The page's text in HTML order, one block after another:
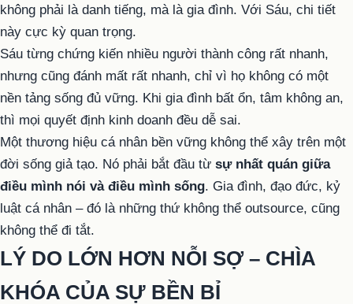
không phải là danh tiếng, mà là gia đình. Với Sáu, chi tiết
này cực kỳ quan trọng.
Sáu từng chứng kiến nhiều người thành công rất nhanh,
nhưng cũng đánh mất rất nhanh, chỉ vì họ không có một
nền tảng sống đủ vững. Khi gia đình bất ổn, tâm không an,
thì mọi quyết định kinh doanh đều dễ sai.
Một thương hiệu cá nhân bền vững không thể xây trên một
đời sống giả tạo. Nó phải bắt đầu từ sự nhất quán giữa
điều mình nói và điều mình sống. Gia đình, đạo đức, kỷ
luật cá nhân – đó là những thứ không thể outsource, cũng
không thể đi tắt.
LÝ DO LỚN HƠN NỖI SỢ – CHÌA
KHÓA CỦA SỰ BỀN BỈ